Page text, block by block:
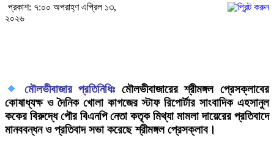
প্রকাশ: ৭:০০ অপরাহ্ণ এপ্রিল ১৩,
২০২৬
মৌলভীবাজার প্রতিনিধিঃ মৌলভীবাজারের শ্রীমঙ্গল প্রেসক্লাবের
কোষাধ্যক্ষ ও দৈনিক খোলা কাগজের স্টাফ রিপোর্টার সাংবাদিক এহসানুল
ককের বিরুদ্ধে পৌর বিএনপি নেতা কতৃক মিথ্যা মামলা দায়েরের প্রতিবাদে
মানববন্ধন ও প্রতিবাদ সভা করেছে শ্রীমঙ্গল প্রেসক্লাব।